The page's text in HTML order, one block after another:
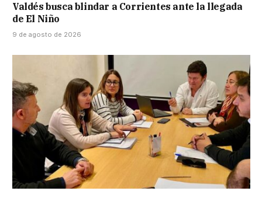
Valdés busca blindar a Corrientes ante la llegada
de El Niño
9 de agosto de 2026